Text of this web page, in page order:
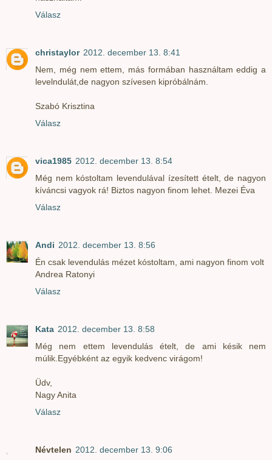
Válasz
christaylor 2012. december 13. 8:41
Nem, még nem ettem, más formában használtam eddig a
levelndulát,de nagyon szívesen kipróbálnám.
Szabó Krisztina
Válasz
vica1985 2012. december 13. 8:54
Még nem kóstoltam levendulával ízesített ételt, de nagyon
kíváncsi vagyok rá! Biztos nagyon finom lehet. Mezei Éva
Válasz
Andi 2012. december 13. 8:56
Én csak levendulás mézet kóstoltam, ami nagyon finom volt
Andrea Ratonyi
Válasz
Kata 2012. december 13. 8:58
Még nem ettem levendulás ételt, de ami késik nem
múlik.Egyébként az egyik kedvenc virágom!
Üdv,
Nagy Anita
Válasz
Névtelen 2012. december 13. 9:06